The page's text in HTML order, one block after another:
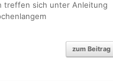
treffen sich unter Anleitung
zum Beitrag